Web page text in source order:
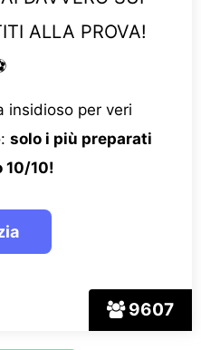
9607
ALLA PROVA!
insidioso per veri
solo i più preparati
10/10!